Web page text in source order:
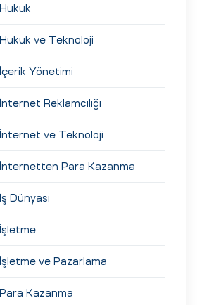
Hukuk
Hukuk ve Teknoloji
İçerik Yönetimi
İnternet Reklamcılığı
İnternet ve Teknoloji
İnternetten Para Kazanma
İş Dünyası
İşletme
İşletme ve Pazarlama
Para Kazanma